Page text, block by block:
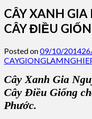
CÂY XANH GIA
CÂY ĐIỀU
Posted on09/10/2014
Cây Xanh Gia
Cây Điều Giống
Phước.